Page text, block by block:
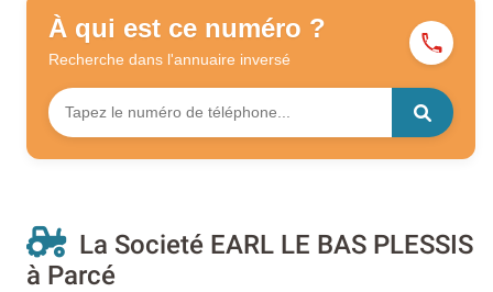
À qui est ce numéro ?
Recherche dans l'annuaire inversé
La Societé EARL LE BAS PLESSIS
à Parcé